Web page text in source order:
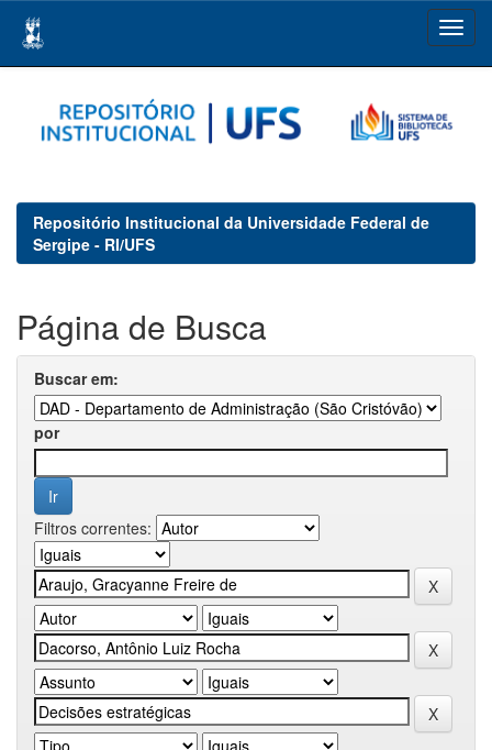
navigation
Repositório Institucional da Universidade Federal de
Sergipe - RI/UFS
Página de Busca
Buscar em:
por
Filtros correntes: